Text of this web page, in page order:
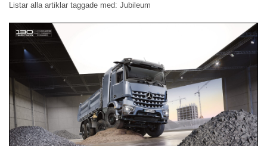
Listar alla artiklar taggade med: Jubileum